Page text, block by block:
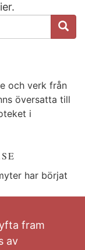
och verk från
översatta till
i
har börjat
fram
av